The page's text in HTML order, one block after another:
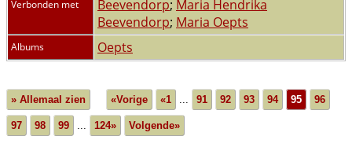
Verbonden met
Beevendorp; Maria Hendrika
Beevendorp; Maria Oepts
Albums Oepts
» Allemaal zien «Vorige «1 ... 91 92 93 94 95 96
97 98 99 ... 124» Volgende»